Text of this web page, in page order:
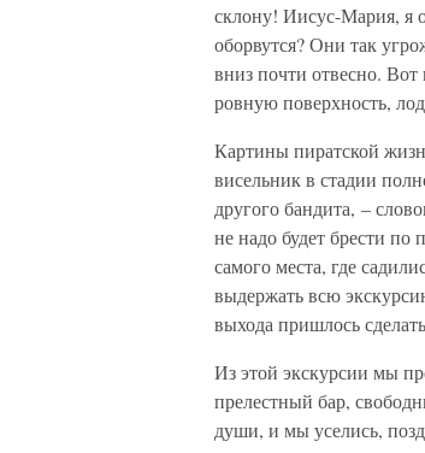
склону! Иисус-Мария, я
оборвутся? Они так
вниз почти отвесно.
ровную поверхность,
Картины пиратской
висельник в стадии
другого бандита, –
не надо будет брести
самого места, где
выдержать всю
выхода пришлось
Из этой экскурсии мы
прелестный бар,
души, и мы уселись,